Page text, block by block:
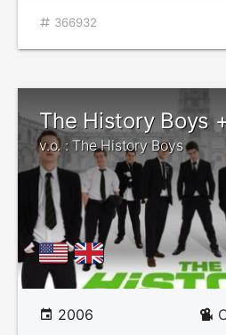
366932
The History Boys
v.o. : The History Boys
2006